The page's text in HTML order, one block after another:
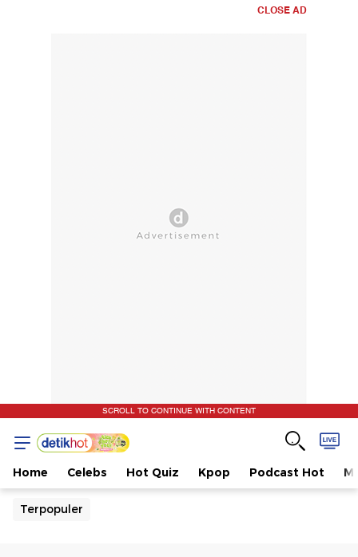
CLOSE AD
SCROLL TO CONTINUE WITH CONTENT
Home Celebs Hot Quiz Kpop Podcast Hot
Terpopuler